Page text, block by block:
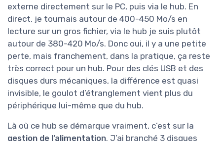
externe directement sur le PC, puis via le hub. En
direct, je tournais autour de 400-450 Mo/s en
lecture sur un gros fichier, via le hub je suis plutôt
autour de 380-420 Mo/s. Donc oui, il y a une petite
perte, mais franchement, dans la pratique, ça reste
très correct pour un hub. Pour des clés USB et des
disques durs mécaniques, la différence est quasi
invisible, le goulot d’étranglement vient plus du
périphérique lui-même que du hub.
Là où ce hub se démarque vraiment, c’est sur la
gestion de l’alimentation. J’ai branché 3 disques